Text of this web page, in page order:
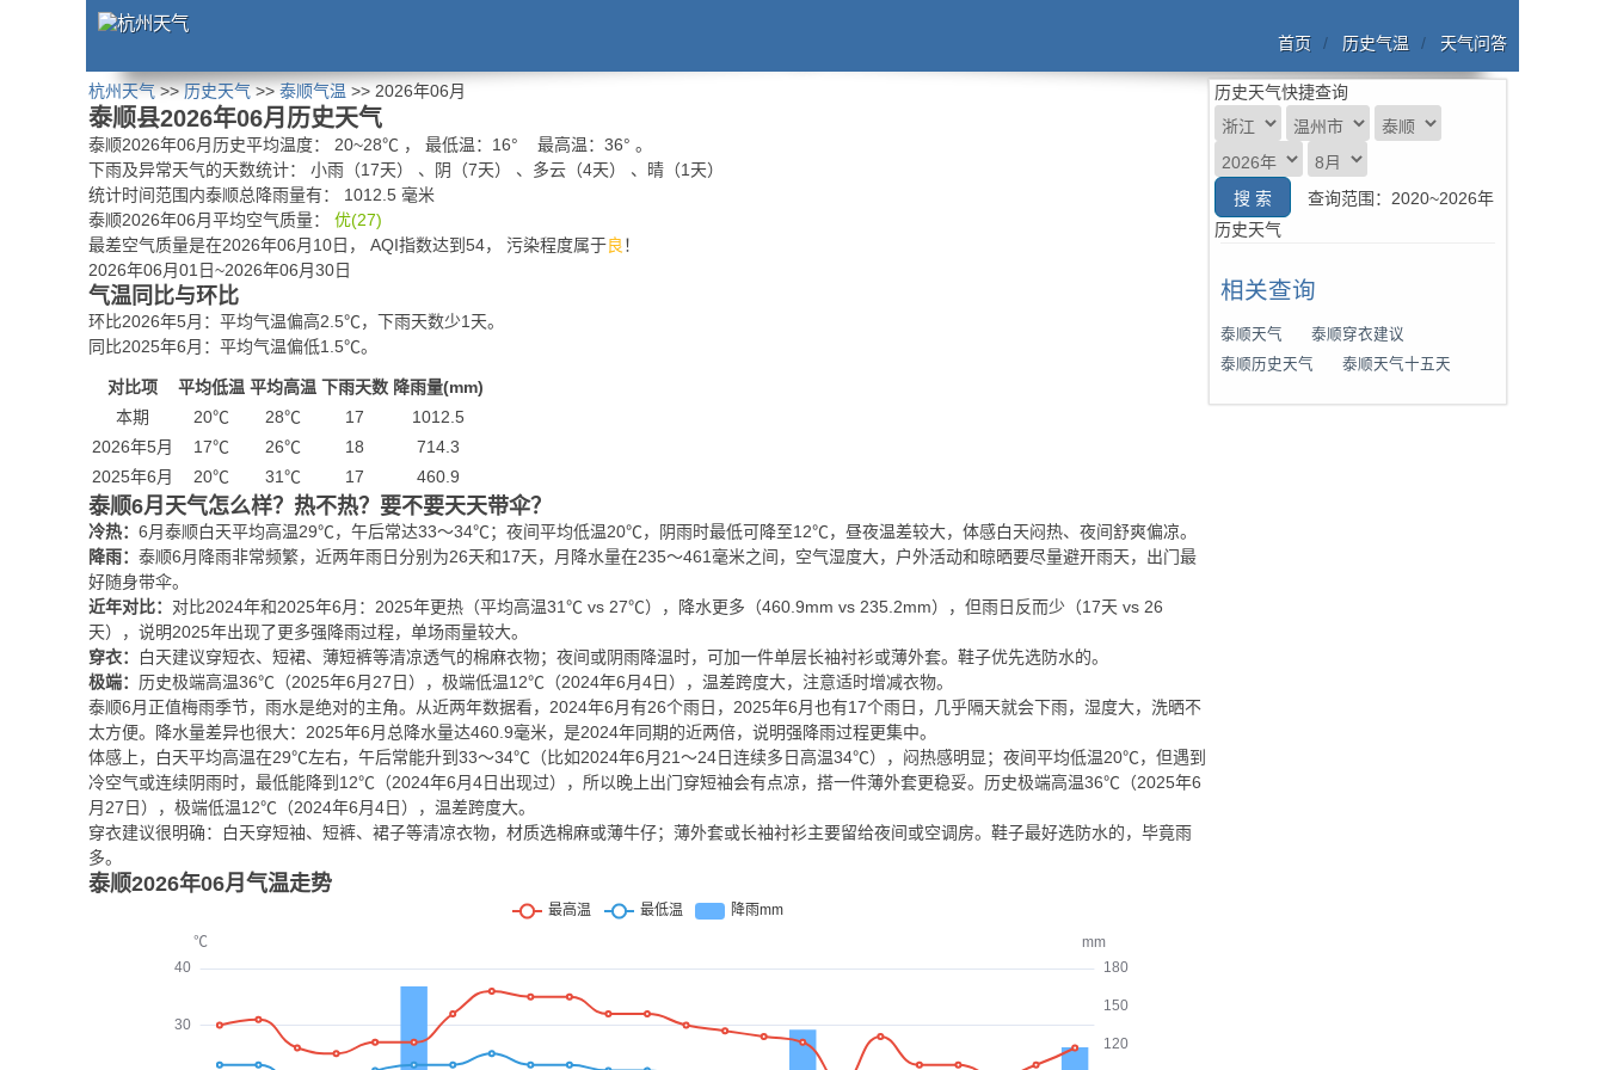
首页 历史气温 天气问答
杭州天气>>历史天气>>泰顺气温 >> 2026年06月
泰顺县2026年06月历史天气
泰顺2026年06月历史平均温度： 20~28℃ ， 最低温： 16° 最高温： 36° 。
下雨及异常天气的天数统计： 小雨（17天） 、阴（7天） 、多云（4天） 、晴（1天）
统计时间范围内泰顺总降雨量有： 1012.5 毫米
泰顺2026年06月平均空气质量： 优(27)
最差空气质量是在2026年06月10日， AQI指数达到54， 污染程度属于良！
2026年06月01日~2026年06月30日
气温同比与环比
环比2026年5月：平均气温偏高2.5℃，下雨天数少1天。
同比2025年6月：平均气温偏低1.5℃。
对比项 平均低温 平均高温 下雨天数 降雨量(mm)
本期
20℃ 28℃ 17
1012.5
2026年5月
17℃ 26℃ 18
714.3
2025年6月
20℃ 31℃ 17 460.9
泰顺6月天气怎么样？热不热？要不要天天带伞？
冷热： 6月泰顺白天平均高温29℃，午后常达33～34℃；夜间平均低温20℃，阴雨时最低可降至12℃，昼夜温差较大，体感白天闷热、夜间舒爽偏凉。
降雨： 泰顺6月降雨非常频繁，近两年雨日分别为26天和17天，月降水量在235～461毫米之间，空气湿度大，户外活动和晾晒要尽量避开雨天，出门最
好随身带伞。
近年对比： 对比2024年和2025年6月：2025年更热（平均高温31℃ vs 27℃），降水更多（460.9mm vs 235.2mm），但雨日反而少（17天 vs 26
天），说明2025年出现了更多强降雨过程，单场雨量较大。
穿衣：
白天建议穿短衣、短裙、薄短裤等清凉透气的棉麻衣物；夜间或阴雨降温时，可加一件单层长袖衬衫或薄外套。鞋子优先选防水的。
极端： 历史极端高温36℃（2025年6月27日），极端低温12℃（2024年6月4日），温差跨度大，注意适时增减衣物。
泰顺6月正值梅雨季节，雨水是绝对的主角。从近两年数据看，2024年6月有26个雨日，2025年6月也有17个雨日，几乎隔天就会下雨，湿度大，洗晒不
太方便。降水量差异也很大：2025年6月总降水量达460.9毫米，是2024年同期的近两倍，说明强降雨过程更集中。
体感上，白天平均高温在29℃左右，午后常能升到33～34℃（比如2024年6月21～24日连续多日高温34℃），闷热感明显；夜间平均低温20℃，但遇到
冷空气或连续阴雨时，最低能降到12℃（2024年6月4日出现过），所以晚上出门穿短袖会有点凉，搭一件薄外套更稳妥。历史极端高温36℃（2025年6
月27日），极端低温12℃（2024年6月4日），温差跨度大。
穿衣建议很明确：白天穿短袖、短裤、裙子等清凉衣物，材质选棉麻或薄牛仔；薄外套或长袖衬衫主要留给夜间或空调房。鞋子最好选防水的，毕竟雨
多。
泰顺2026年06月气温走势
历史天气快捷查询
查询范围：2020~2026年
历史天气
相关查询
泰顺天气
泰顺穿衣建议
泰顺历史天气
泰顺天气十五天